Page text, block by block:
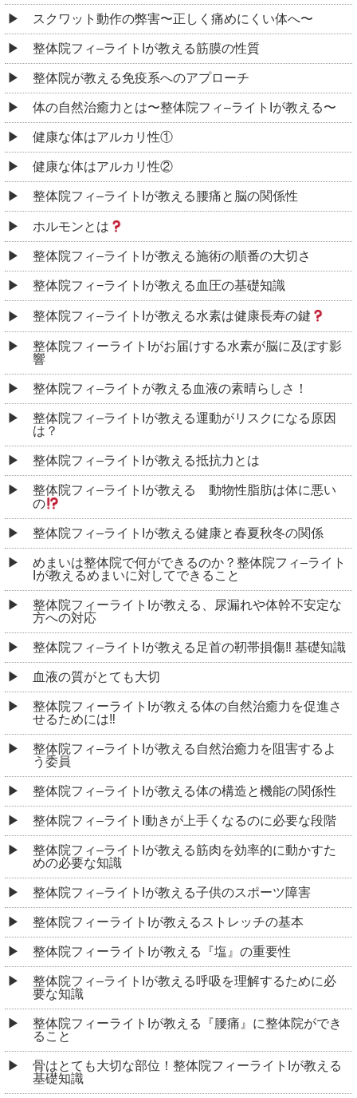
スクワット動作の弊害〜正しく痛めにくい体へ〜
整体院フィ–ライトIが教える筋膜の性質
整体院が教える免疫系へのアプローチ
体の自然治癒力とは〜整体院フィ–ライトIが教える〜
健康な体はアルカリ性①
健康な体はアルカリ性②
整体院フィ–ライトIが教える腰痛と脳の関係性
ホルモンとは
整体院フィ–ライトIが教える施術の順番の大切さ
整体院フィ−ライトIが教える血圧の基礎知識
整体院フィ–ライトIが教える水素は健康長寿の鍵
整体院フィーライトIがお届けする水素が脳に及ぼす影
響
整体院フィ–ライトが教える血液の素晴らしさ！
整体院フィ–ライトIが教える運動がリスクになる原因
は？
整体院フィ–ライトIが教える抵抗力とは
整体院フィ–ライトIが教える 動物性脂肪は体に悪い
の
整体院フィ–ライトIが教える健康と春夏秋冬の関係
めまいは整体院で何ができるのか？整体院フィ–ライト
Iが教えるめまいに対してできること
整体院フィーライトIが教える、尿漏れや体幹不安定な
方への対応
整体院フィ–ライトIが教える足首の靭帯損傷‼︎ 基礎知識
血液の質がとても大切
整体院フィーライトIが教える体の自然治癒力を促進さ
せるためには‼︎
整体院フィ–ライトIが教える自然治癒力を阻害するよ
う委員
整体院フィ–ライトIが教える体の構造と機能の関係性
整体院フィ–ライトI動きが上手くなるのに必要な段階
整体院フィ–ライトIが教える筋肉を効率的に動かすた
めの必要な知識
整体院フィ–ライトIが教える子供のスポーツ障害
整体院フィーライトIが教えるストレッチの基本
整体院フィーライトIが教える『塩』の重要性
整体院フィ–ライトIが教える呼吸を理解するために必
要な知識
整体院フィーライトIが教える『腰痛』に整体院ができ
ること
骨はとても大切な部位！整体院フィーライトIが教える
基礎知識